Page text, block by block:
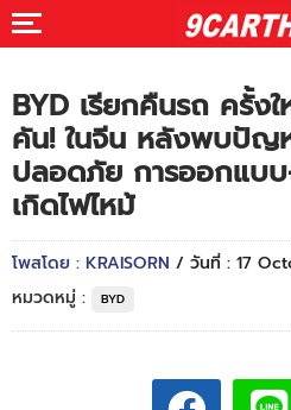
BYD เรียกคืนรถ ครั้ง
คัน! ในจีน หลังพบปัญ
ปลอดภัย การออกแบ
เกิดไฟไหม้
โพสโดย : KRAISORN / วันที่ : 17
หมวดหมู่ :
BYD